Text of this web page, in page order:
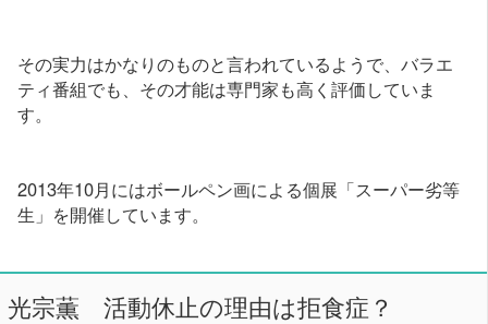
その実力はかなりのものと言われているようで、バラエ
ティ番組でも、その才能は専門家も高く評価していま
す。
2013年10月にはボールペン画による個展「スーパー劣等
生」を開催しています。
光宗薫 活動休止の理由は拒食症？